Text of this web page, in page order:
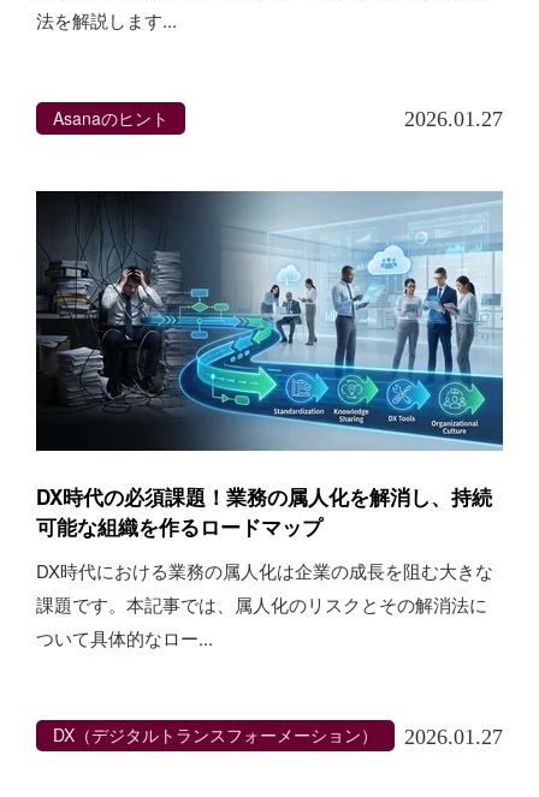
法を解説します...
Asanaのヒント 2026.01.27
DX時代の必須課題！業務の属人化を解消し、持続
可能な組織を作るロードマップ
DX時代における業務の属人化は企業の成長を阻む大きな
課題です。本記事では、属人化のリスクとその解消法に
ついて具体的なロー...
DX（デジタルトランスフォーメーション） 2026.01.27